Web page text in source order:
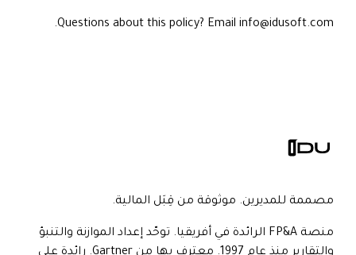
Questions about this policy? Email info@idusoft.com.
مصممة للمديرين. موثوقة من قِبَل المالية.
منصة FP&A الرائدة في أفريقيا. توحّد إعداد الموازنة والتنبؤ